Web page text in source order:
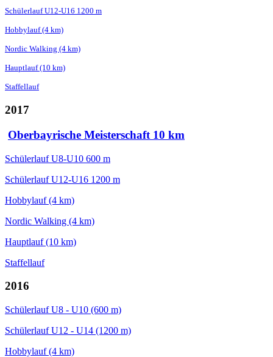
Schülerlauf U12-U16 1200 m
Hobbylauf (4 km)
Nordic Walking (4 km)
Hauptlauf (10 km)
Staffellauf
2017
Oberbayrische Meisterschaft 10 km
Schülerlauf U8-U10 600 m
Schülerlauf U12-U16 1200 m
Hobbylauf (4 km)
Nordic Walking (4 km)
Hauptlauf (10 km)
Staffellauf
2016
Schülerlauf U8 - U10 (600 m)
Schülerlauf U12 - U14 (1200 m)
Hobbylauf (4 km)